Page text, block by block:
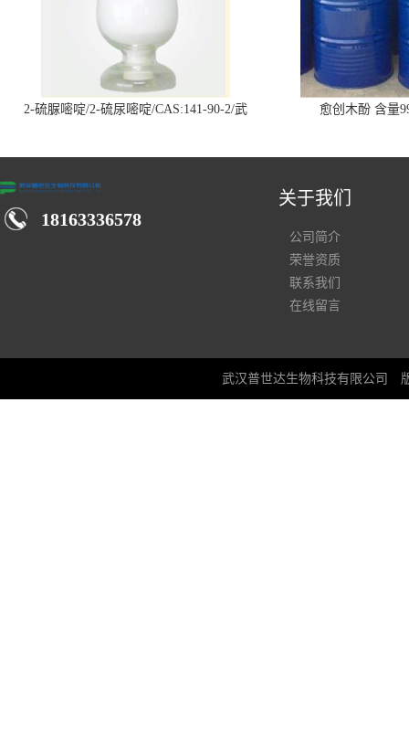
2-硫脲嘧啶/2-硫尿嘧啶/CAS:141-90-2/武
愈创木酚 含量
18163336578
关于我们
公司简介
荣誉资质
联系我们
在线留言
武汉普世达生物科技有限公司